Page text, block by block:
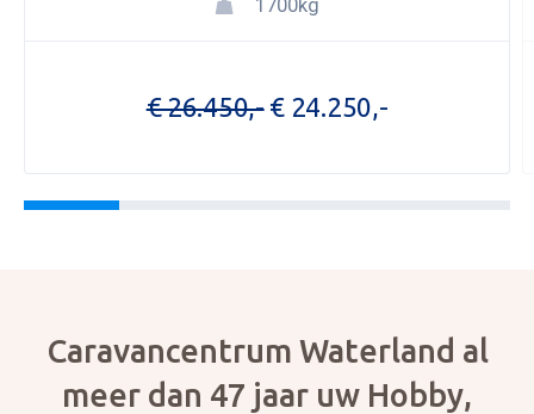
Foto bijvoegen
1700kg
€ 26.450,- € 24.250,-
Caravancentrum Waterland al
meer dan 47 jaar uw Hobby,